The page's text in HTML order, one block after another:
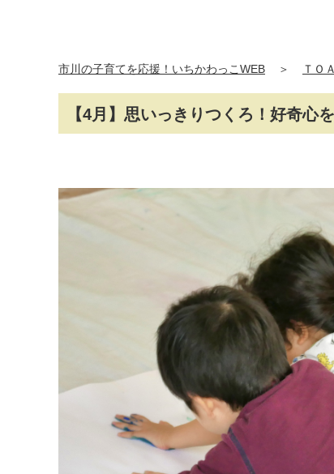
市川の子育てを応援！いちかわっこWEB ＞ ＴＯ
【4月】思いっきりつくろ！好奇心